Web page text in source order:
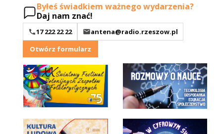
Byłeś świadkiem ważnego wydarzenia?
Daj nam znać!
17 222 22 22
antena@radio.rzeszow.pl
Otwórz formularz